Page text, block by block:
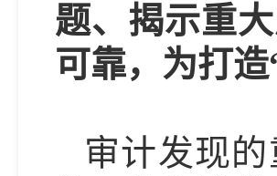
题、揭示重
可靠，为打
审计发现